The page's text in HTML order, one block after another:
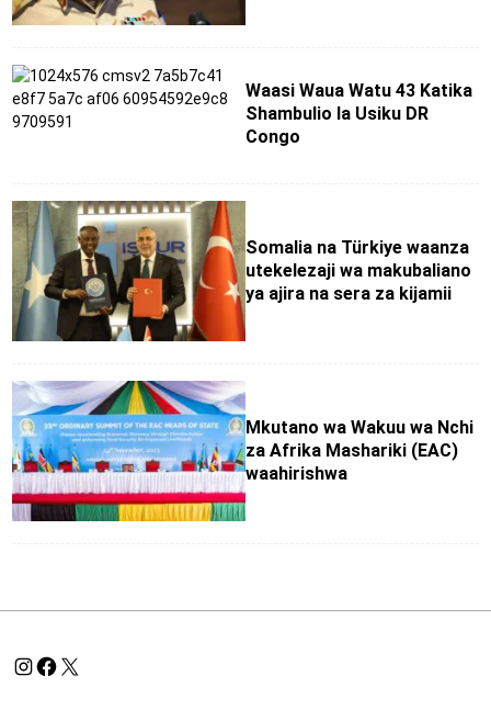
Waasi Waua Watu 43 Katika
Shambulio la Usiku DR
Congo
Somalia na Türkiye waanza
utekelezaji wa makubaliano
ya ajira na sera za kijamii
Mkutano wa Wakuu wa Nchi
za Afrika Mashariki (EAC)
waahirishwa